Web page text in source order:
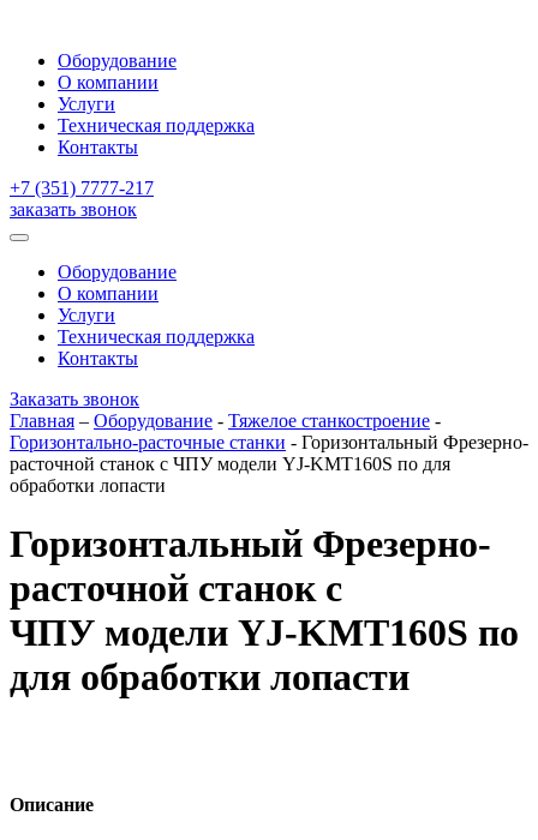
Оборудование
О компании
Услуги
Техническая поддержка
Контакты
+7 (351) 7777-217
заказать звонок
Оборудование
О компании
Услуги
Техническая поддержка
Контакты
Заказать звонок
Главная – Оборудование - Тяжелое станкостроение -
Горизонтально-расточные станки - Горизонтальный Фрезерно-
расточной станок с ЧПУ модели YJ-KMT160S по для
обработки лопасти
Горизонтальный Фрезерно-
расточной станок с
ЧПУ модели YJ-KMT160S по
для обработки лопасти
Описание